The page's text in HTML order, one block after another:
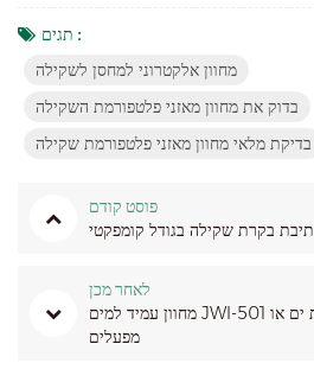
תגים :
מחוון אלקטרוני למחסן לשקילה
בדוק את מחוון מאזני פלטפורמת השקילה
בדיקת מלאי מחוון מאזני פלטפורמת שקילה
פוסט קודם
תיבת בקרת שקילה בגודל קומפקטי
לאחר מכן
מחוון עמיד למים JWI-501 אידיאלי עבור שוק פירות ים או
מפעלים